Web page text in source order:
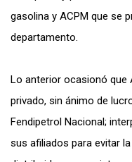
gasolina y ACPM que se
departamento.
Lo anterior ocasionó que
privado, sin ánimo de
Fendipetrol Nacional;
sus afiliados para evitar